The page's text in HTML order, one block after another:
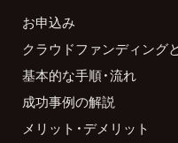
お申込み
クラウドファンディング
基本的な手順・流れ
成功事例の解説
メリット・デメリット